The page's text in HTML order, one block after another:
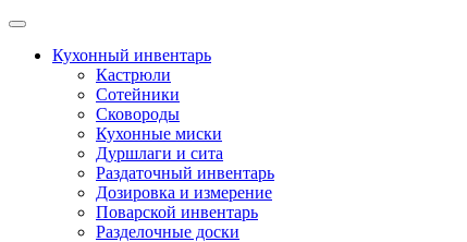
Skip
contentКухонный инвентарь
Кастрюли
Сотейники
Сковороды
Кухонные миски
Дуршлаги и сита
Раздаточный инвентарь
Дозировка и измерение
Поварской инвентарь
Разделочные доски